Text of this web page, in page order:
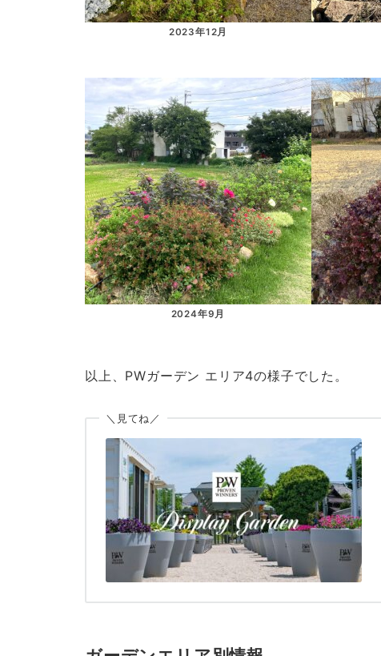
2023年12月
2024年9月
以上、PWガーデン エリア4の様子でした。
＼見てね／